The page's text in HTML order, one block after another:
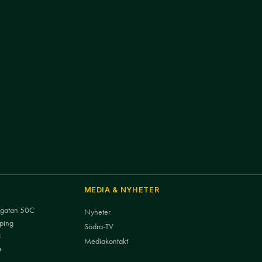
50C
MEDIA & NYHETER
Nyheter
Södra-TV
Mediakontakt